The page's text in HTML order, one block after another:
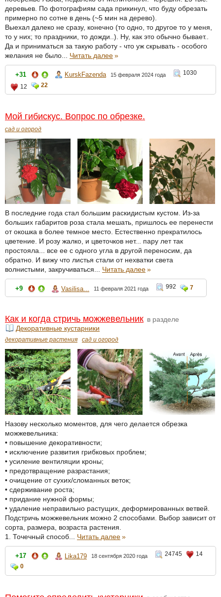
деревьев. По фотографиям сада прикинул, что буду обрезать
примерно по сотне в день (~5 мин на дерево).
Выехал далеко не сразу, конечно (то одно, то другое то у меня,
то у них; то праздники, то дожди..). Ну, как это обычно бывает..
Да и приниматься за такую работу - что уж скрывать - особого
желания не было... Читать далее»
+31 KurskFazenda 15 февраля 2024 года
1030
12
22
Мой гибискус. Вопрос по обрезке.
сад и огород
В последние года стал большим раскидистым кустом. Из-за
больших габаритов роза стала мешать, пришлось ее перенести
от окошка в более темное место. Естественно прекратилось
цветение. И розу жалко, и цветочков нет... пару лет так
простояла... все ее с одного угла в другой переносим, да
обратно. И вижу что листья стали от нехватки света
волнистыми, закручиваться... Читать далее»
+9 Vasilisa... 11 февраля 2021 года 992 7
Как и когда стричь можжевельник в разделе
Декоративные кустарники
декоративные растения сад и огород
Назову несколько моментов, для чего делается обрезка
можжевельника:
• повышение декоративности;
• исключение развития грибковых проблем;
• усиление вентиляции кроны;
• предотвращение разрастания;
• очищение от сухих/сломанных веток;
• сдерживание роста;
• придание нужной формы;
• удаление неправильно растущих, деформированных ветвей.
Подстричь можжевельник можно 2 способами. Выбор зависит от
сорта, размера, возраста растения.
1. Точечный способ... Читать далее»
+17 Lika179 18 сентября 2020 года 24745
14
0